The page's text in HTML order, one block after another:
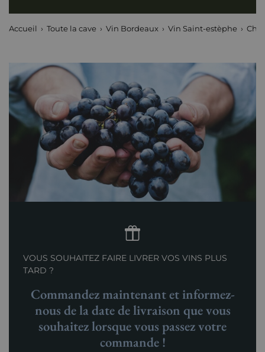
Accueil Toute la cave Vin Bordeaux Vin Saint-estèphe
VOUS SOUHAITEZ FAIRE LIVRER VOS VINS PLUS
TARD ?
Commandez maintenant et informez-
nous de la date de livraison que vous
souhaitez lorsque vous passez votre
commande !